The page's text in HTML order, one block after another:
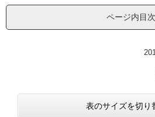
ページ内目次
表のサイズを切り